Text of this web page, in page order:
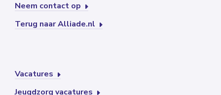
Neem contact op
Terug naar Alliade.nl
Vacatures
Jeugdzorg vacatures